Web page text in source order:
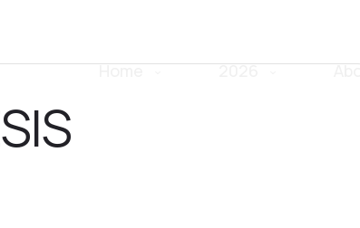
Home 2026